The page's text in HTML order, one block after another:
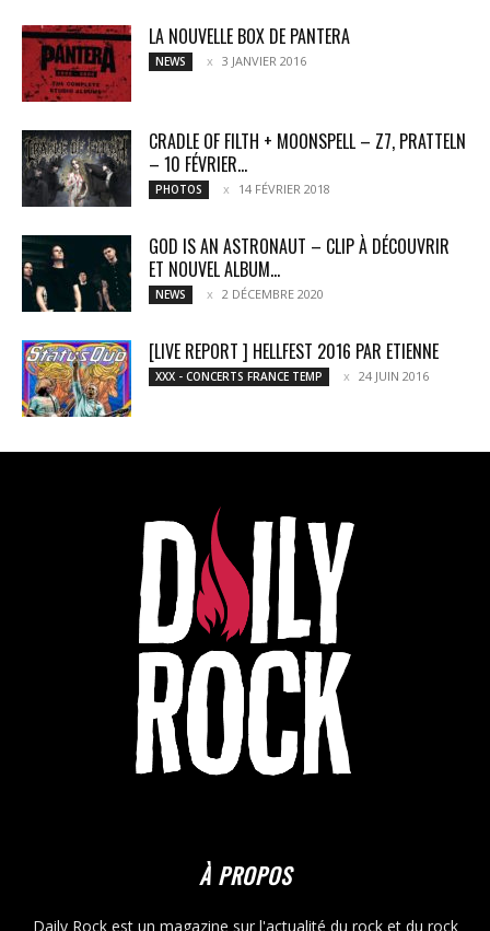
LA NOUVELLE BOX DE PANTERA
NEWS 3 JANVIER 2016
CRADLE OF FILTH + MOONSPELL – Z7, PRATTELN
– 10 FÉVRIER...
PHOTOS 14 FÉVRIER 2018
GOD IS AN ASTRONAUT – CLIP À DÉCOUVRIR
ET NOUVEL ALBUM...
NEWS 2 DÉCEMBRE 2020
[LIVE REPORT ] HELLFEST 2016 PAR ETIENNE
XXX - CONCERTS FRANCE TEMP 24 JUIN 2016
À PROPOS
Daily Rock est un magazine sur l'actualité du rock et du rock